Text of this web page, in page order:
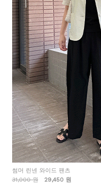
썸머 린넨 와이드 팬츠
31,000 원
29,450 원